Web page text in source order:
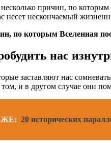
причин, по
несет нескончаемый
по которым Вселенная
нас
заставляют нас
и в другом случае они
20 исторических